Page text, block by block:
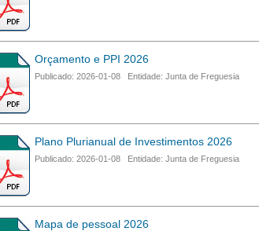
Orçamento e PPI 2026
Publicado: 2026-01-08 Entidade: Junta de Freguesia
Plano Plurianual de Investimentos 2026
Publicado: 2026-01-08 Entidade: Junta de Freguesia
Mapa de pessoal 2026